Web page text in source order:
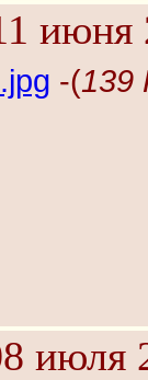
июня
-(139
июля